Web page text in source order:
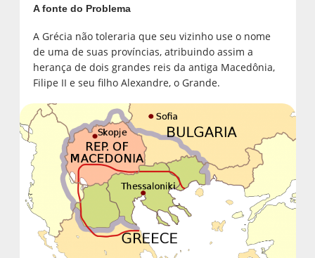
A fonte do Problema
A Grécia não toleraria que seu vizinho use o nome
de uma de suas províncias, atribuindo assim a
herança de dois grandes reis da antiga Macedônia,
Filipe II e seu filho Alexandre, o Grande.